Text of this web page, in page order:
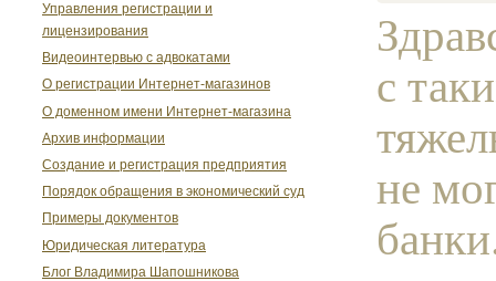
Управления регистрации и
лицензирования
Видеоинтервью с адвокатами
О регистрации Интернет-магазинов
О доменном имени Интернет-магазина
Архив информации
Создание и регистрация предприятия
Порядок обращения в экономический суд
Примеры документов
Юридическая литература
Блог Владимира Шапошникова
с
не